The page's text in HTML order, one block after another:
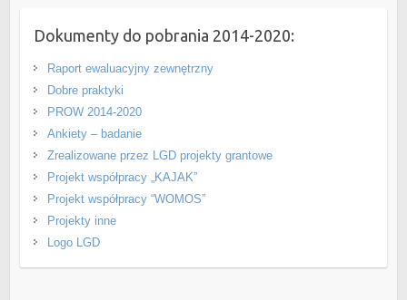
Dokumenty do pobrania 2014-2020:
Raport ewaluacyjny zewnętrzny
Dobre praktyki
PROW 2014-2020
Ankiety – badanie
Zrealizowane przez LGD projekty grantowe
Projekt współpracy „KAJAK”
Projekt współpracy “WOMOS”
Projekty inne
Logo LGD